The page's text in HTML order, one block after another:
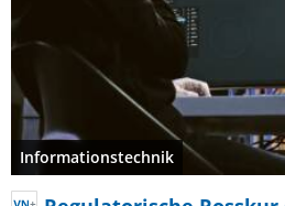
Informationstechnik